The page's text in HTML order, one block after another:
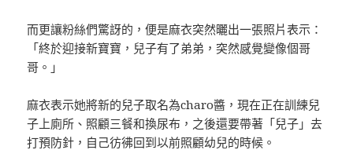
而更讓粉絲們驚訝的，便是麻衣突然曬出一張照片表示：
「終於迎接新寶寶，兒子有了弟弟，突然感覺變像個哥
哥。」
麻衣表示她將新的兒子取名為charo醬，現在正在訓練兒
子上廁所、照顧三餐和換尿布，之後還要帶著「兒子」去
打預防針，自己彷彿回到以前照顧幼兒的時候。